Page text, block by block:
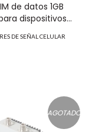
de datos 1GB
dispositivos
4G (Telcel) 1 año
(solo datos)
DE SEÑAL CELULAR
AGOTADO